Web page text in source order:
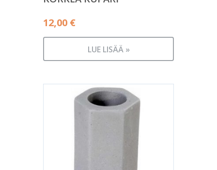
12,00 €
LUE LISÄÄ »